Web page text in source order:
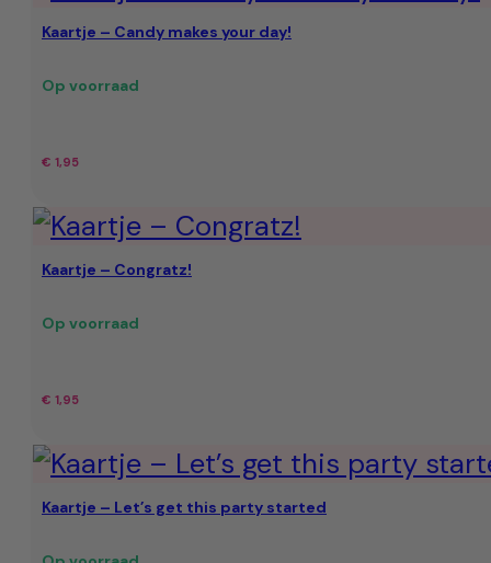
Kaartje – Candy makes your day!
Op voorraad
€ 1,95
Kaartje – Congratz!
Op voorraad
€ 1,95
Kaartje – Let’s get this party started